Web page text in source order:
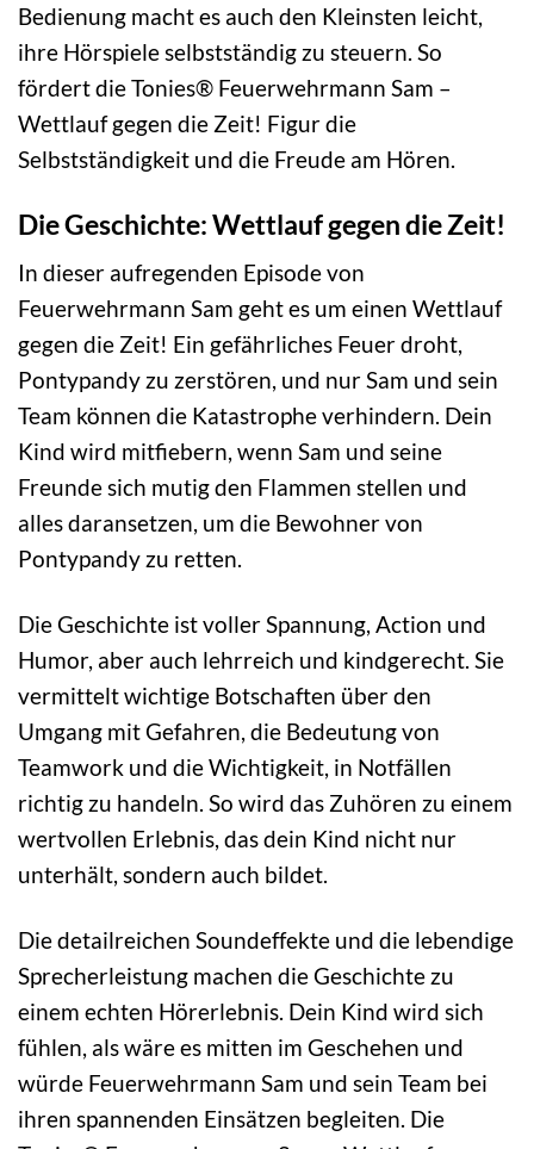
Bedienung macht es auch den Kleinsten leicht,
ihre Hörspiele selbstständig zu steuern. So
fördert die Tonies® Feuerwehrmann Sam –
Wettlauf gegen die Zeit! Figur die
Selbstständigkeit und die Freude am Hören.
Die Geschichte: Wettlauf gegen die Zeit!
In dieser aufregenden Episode von
Feuerwehrmann Sam geht es um einen Wettlauf
gegen die Zeit! Ein gefährliches Feuer droht,
Pontypandy zu zerstören, und nur Sam und sein
Team können die Katastrophe verhindern. Dein
Kind wird mitfiebern, wenn Sam und seine
Freunde sich mutig den Flammen stellen und
alles daransetzen, um die Bewohner von
Pontypandy zu retten.
Die Geschichte ist voller Spannung, Action und
Humor, aber auch lehrreich und kindgerecht. Sie
vermittelt wichtige Botschaften über den
Umgang mit Gefahren, die Bedeutung von
Teamwork und die Wichtigkeit, in Notfällen
richtig zu handeln. So wird das Zuhören zu einem
wertvollen Erlebnis, das dein Kind nicht nur
unterhält, sondern auch bildet.
Die detailreichen Soundeffekte und die lebendige
Sprecherleistung machen die Geschichte zu
einem echten Hörerlebnis. Dein Kind wird sich
fühlen, als wäre es mitten im Geschehen und
würde Feuerwehrmann Sam und sein Team bei
ihren spannenden Einsätzen begleiten. Die